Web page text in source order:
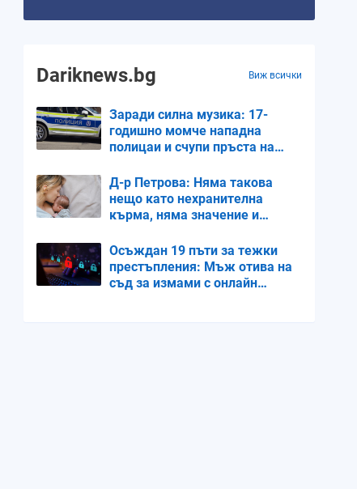
Dariknews.bg Виж всички
Заради силна музика: 17-
годишно момче нападна
полицаи и счупи пръста на
Д-р Петрова: Няма такова
нещо като нехранителна
кърма, няма значение и
Осъждан 19 пъти за тежки
престъпления: Мъж отива на
съд за измами с онлайн